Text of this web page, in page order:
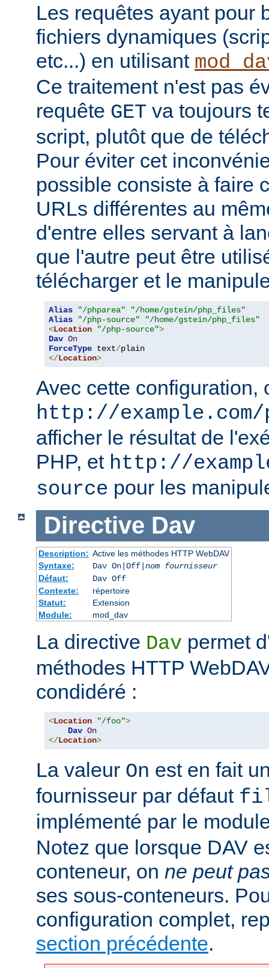
Les requêtes ayant pour
fichiers dynamiques
etc...) en utilisant
Ce traitement n'est pas
requête GET va toujours
script, plutôt que de
Pour éviter cet
possible consiste à faire
URLs différentes au
d'entre elles servant à
que l'autre peut être
télécharger et le
Alias "/phparea"
"/home/gstein/php_files"
Alias
"/php-source"
"/home/gstein/php_files"
<Location "/php-source">
Dav On
ForceType text/
</Location>
Avec cette configuration,
http://example.com/
afficher le résultat de
PHP, et http://
source pour les
Directive Dav
Description: Active les méthodes HTTP WebDAV
Syntaxe:
Dav On|Off| nom fournisseur
Défaut:
Dav Off
Contexte:
répertoire
Statut:
Extension
Module:
mod_dav
La directive Dav permet
méthodes HTTP
condidéré :
<Location "/foo">
Dav On
</Location>
La valeur On est en fait
fournisseur par défaut
implémenté par le
Notez que lorsque DAV
conteneur, on ne peut
ses sous-conteneurs.
configuration complet,
section précédente.